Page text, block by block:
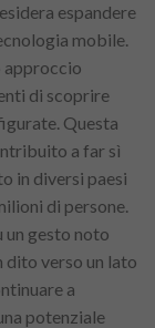
espandere
mobile.
approccio
di scoprire
Questa
a far sì
in diversi paesi
di persone.
un gesto noto
dito verso un lato
a
potenziale